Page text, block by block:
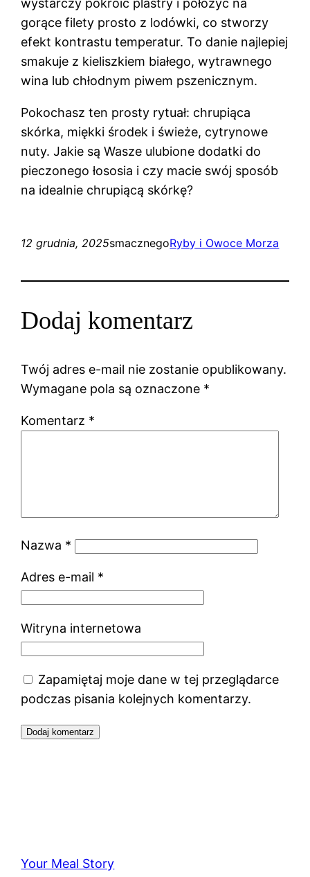
gorące filety prosto z lodówki, co stworzy
efekt kontrastu temperatur. To danie najlepiej
smakuje z kieliszkiem białego, wytrawnego
wina lub chłodnym piwem pszenicznym.
Pokochasz ten prosty rytuał: chrupiąca
skórka, miękki środek i świeże, cytrynowe
nuty. Jakie są Wasze ulubione dodatki do
pieczonego łososia i czy macie swój sposób
na idealnie chrupiącą skórkę?
12 grudnia, 2025smacznegoRyby i Owoce Morza
Dodaj komentarz
Twój adres e-mail nie zostanie opublikowany.
Wymagane pola są oznaczone *
Komentarz *
Nazwa *
Adres e-mail *
Witryna internetowa
Zapamiętaj moje dane w tej przeglądarce
podczas pisania kolejnych komentarzy.
Your Meal Story